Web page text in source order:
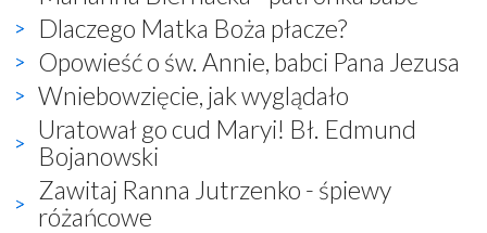
Dlaczego Matka Boża płacze?
Opowieść o św. Annie, babci Pana Jezusa
Wniebowzięcie, jak wyglądało
Uratował go cud Maryi! Bł. Edmund
Bojanowski
Zawitaj Ranna Jutrzenko - śpiewy
różańcowe